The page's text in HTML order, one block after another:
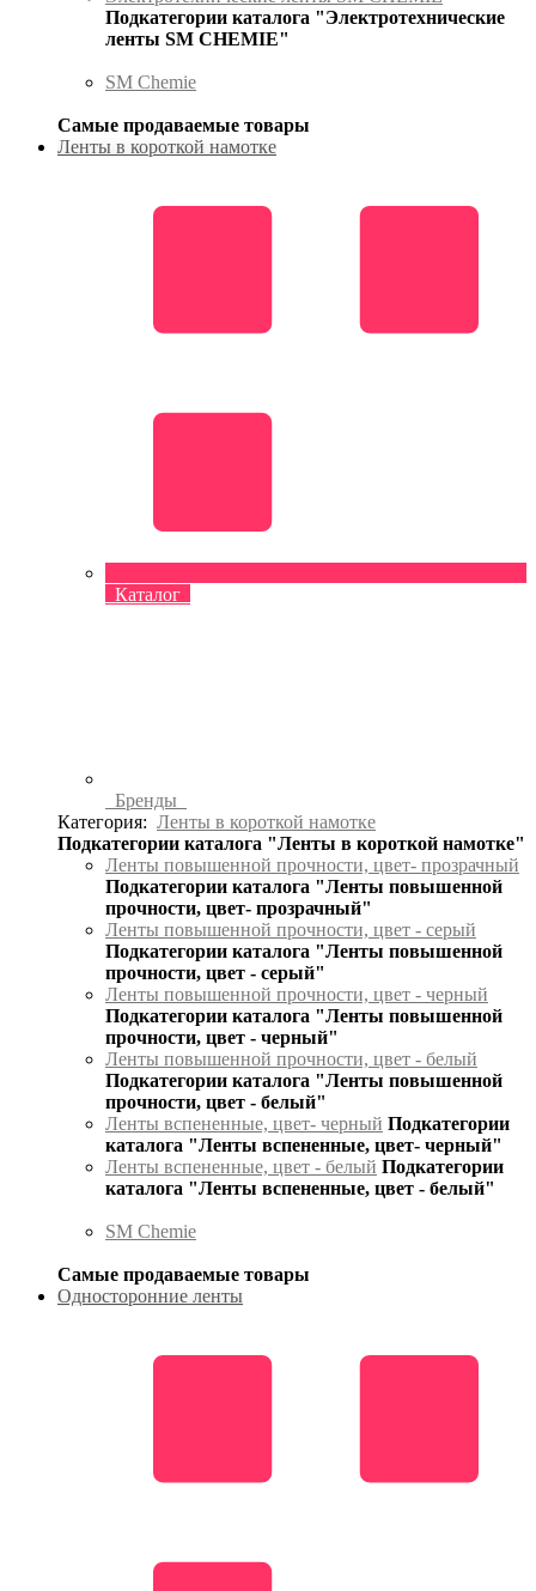
Подкатегории каталога "Электротехнические
ленты SM CHEMIE"
SM Chemie
Самые продаваемые товары
Ленты в короткой намотке
Каталог
Бренды
Категория: Ленты в короткой намотке
Подкатегории каталога "Ленты в короткой намотке"
Ленты повышенной прочности, цвет- прозрачный
Подкатегории каталога "Ленты повышенной
прочности, цвет- прозрачный"
Ленты повышенной прочности, цвет - серый
Подкатегории каталога "Ленты повышенной
прочности, цвет - серый"
Ленты повышенной прочности, цвет - черный
Подкатегории каталога "Ленты повышенной
прочности, цвет - черный"
Ленты повышенной прочности, цвет - белый
Подкатегории каталога "Ленты повышенной
прочности, цвет - белый"
Ленты вспененные, цвет- черный Подкатегории
каталога "Ленты вспененные, цвет- черный"
Ленты вспененные, цвет - белый Подкатегории
каталога "Ленты вспененные, цвет - белый"
SM Chemie
Самые продаваемые товары
Односторонние ленты